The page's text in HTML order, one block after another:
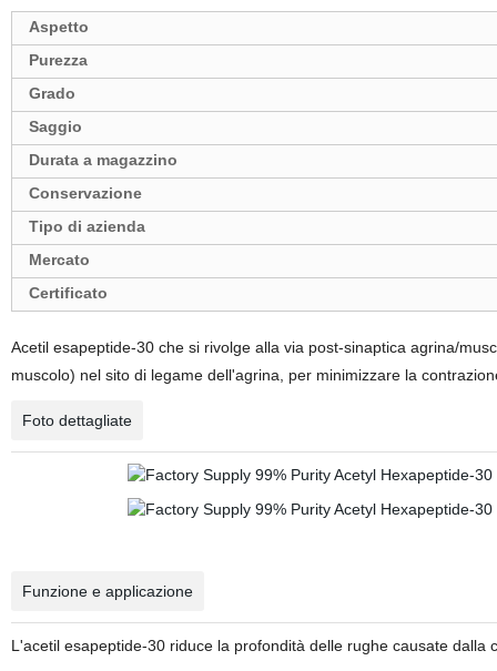
Aspetto
Purezza
Grado
Saggio
Durata a magazzino
Conservazione
Tipo di azienda
Mercato
Certificato
Acetil esapeptide-30 che si rivolge alla via post-sinaptica agrina/
muscolo) nel sito di legame dell'agrina, per minimizzare la
Foto dettagliate
Funzione e applicazione
L'acetil esapeptide-30 riduce la profondità delle rughe causate dalla